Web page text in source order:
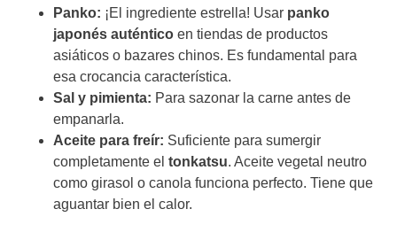
Panko: ¡El ingrediente estrella! Usar panko
japonés auténtico en tiendas de productos
asiáticos o bazares chinos. Es fundamental para
esa crocancia característica.
Sal y pimienta: Para sazonar la carne antes de
empanarla.
Aceite para freír: Suficiente para sumergir
completamente el tonkatsu. Aceite vegetal neutro
como girasol o canola funciona perfecto. Tiene que
aguantar bien el calor.